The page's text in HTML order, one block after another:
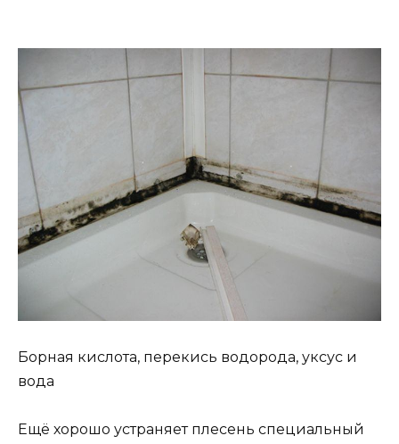
Борная кислота, перекись водорода, уксус и
вода
Ещё хорошо устраняет плесень специальный